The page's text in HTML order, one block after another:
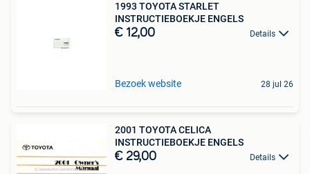
1993 TOYOTA STARLET
INSTRUCTIEBOEKJE ENGELS
€ 12,00 Details
Bezoek website 28 jul 26
2001 TOYOTA CELICA
INSTRUCTIEBOEKJE ENGELS
€ 29,00 Details